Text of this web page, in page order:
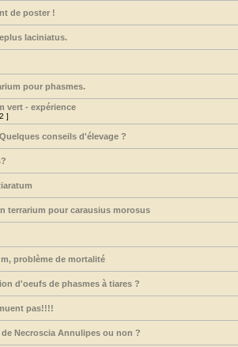
de poster !
laciniatus.
pour phasmes.
vert - expérience
2 ]
conseils d'élevage ?
terrarium pour carausius morosus
problème de mortalité
d'oeufs de phasmes à tiares ?
pas!!!!
Necroscia Annulipes ou non ?